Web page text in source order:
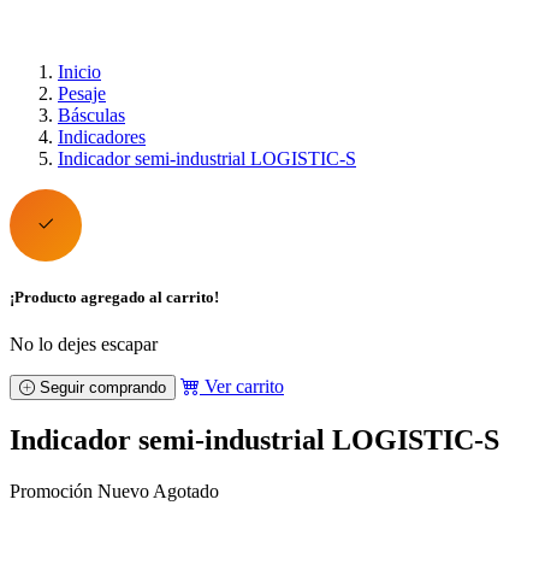
Inicio
Pesaje
Básculas
Indicadores
Indicador semi-industrial LOGISTIC-S
¡Producto agregado al carrito!
No lo dejes escapar
Seguir comprando Ver carrito
Indicador semi-industrial LOGISTIC-S
Promoción Nuevo Agotado